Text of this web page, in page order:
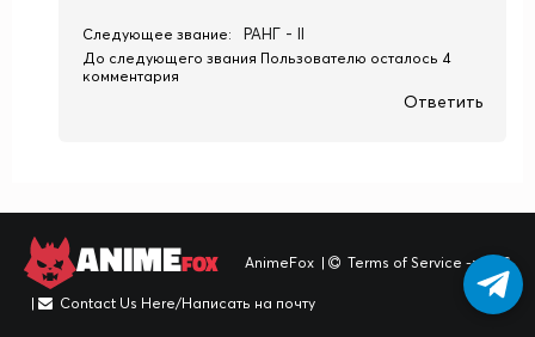
Следующее звание: РАНГ - II
До следующего звания Пользователю осталось 4
комментария
Ответить
ANIMEFOX AnimeFox | Terms of Service -> TOS
| Contact Us Here/Написать на почту